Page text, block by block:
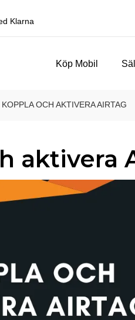
Klarna
Köp Mobil
KOPPLA OCH AKTIVERA AIRTAG
aktivera